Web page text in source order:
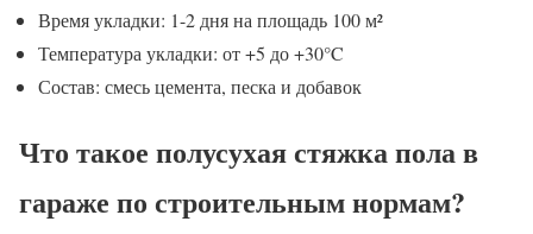
Время укладки: 1-2 дня на площадь 100 м²
Температура укладки: от +5 до +30°C
Состав: смесь цемента, песка и добавок
Что такое полусухая стяжка пола в
гараже по строительным нормам?